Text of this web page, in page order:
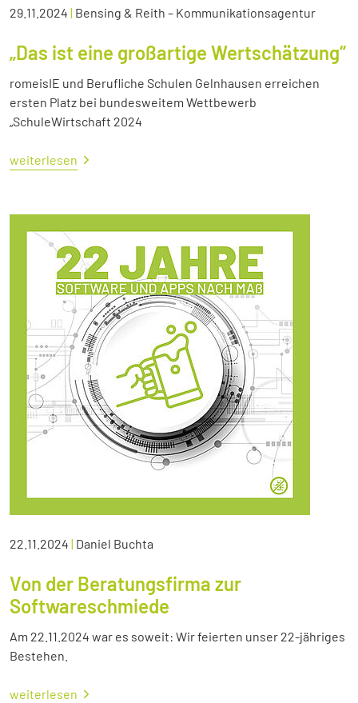
29.11.2024 | Bensing & Reith – Kommunikationsagentur
„Das ist eine großartige Wertschätzung“
romeisIE und Berufliche Schulen Gelnhausen erreichen
ersten Platz bei bundesweitem Wettbewerb
„SchuleWirtschaft 2024
weiterlesen
22.11.2024 | Daniel Buchta
Von der Beratungsfirma zur
Softwareschmiede
Am 22.11.2024 war es soweit: Wir feierten unser 22-jähriges
Bestehen.
weiterlesen